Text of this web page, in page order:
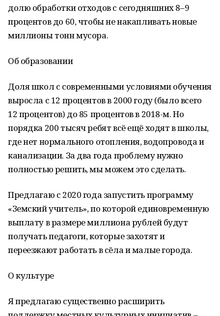
долю обработки отходов с сегодняшних 8–9
процентов до 60, чтобы не накапливать новые
миллионы тонн мусора.
Об образовании
Доля школ с современными условиями обучения
выросла с 12 процентов в 2000 году (было всего
12 процентов) до 85 процентов в 2018-м. Но
порядка 200 тысяч ребят всё ещё ходят в школы,
где нет нормального отопления, водопровода и
канализации. За два года проблему нужно
полностью решить, мы можем это сделать.
Предлагаю с 2020 года запустить программу
«Земский учитель», по которой единовременную
выплату в размере миллиона рублей будут
получать педагоги, которые захотят и
переезжают работать в сёла и малые города.
О культуре
Я предлагаю существенно расширить